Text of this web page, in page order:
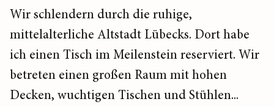
Wir schlendern durch die ruhige,
mittelalterliche Altstadt Lübecks. Dort habe
ich einen Tisch im Meilenstein reserviert. Wir
betreten einen großen Raum mit hohen
Decken, wuchtigen Tischen und Stühlen...